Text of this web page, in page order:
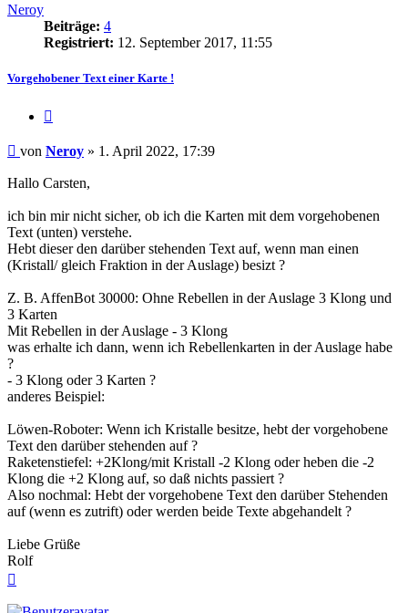
Neroy
Beiträge: 4
Registriert: 12. September 2017, 11:55
Vorgehobener Text einer Karte !
Beitrag
von Neroy » 1. April 2022, 17:39
Hallo Carsten,
ich bin mir nicht sicher, ob ich die Karten mit dem vorgehobenen
Text (unten) verstehe.
Hebt dieser den darüber stehenden Text auf, wenn man einen
(Kristall/ gleich Fraktion in der Auslage) besizt ?
Z. B. AffenBot 30000: Ohne Rebellen in der Auslage 3 Klong und
3 Karten
Mit Rebellen in der Auslage - 3 Klong
was erhalte ich dann, wenn ich Rebellenkarten in der Auslage habe
?
- 3 Klong oder 3 Karten ?
anderes Beispiel:
Löwen-Roboter: Wenn ich Kristalle besitze, hebt der vorgehobene
Text den darüber stehenden auf ?
Raketenstiefel: +2Klong/mit Kristall -2 Klong oder heben die -2
Klong die +2 Klong auf, so daß nichts passiert ?
Also nochmal: Hebt der vorgehobene Text den darüber Stehenden
auf (wenn es zutrift) oder werden beide Texte abgehandelt ?
Liebe Grüße
Rolf